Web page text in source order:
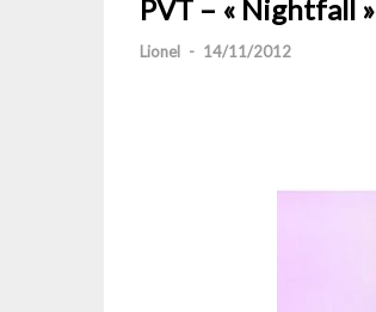
PVT – « Nightfall »
Lionel - 14/11/2012